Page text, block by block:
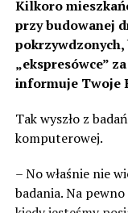
Kilkoro
przy budowanej
„ekspresówce”
informuje Twoje
Tak wyszło z
komputerowej.
– No właśnie nie
badania. Na